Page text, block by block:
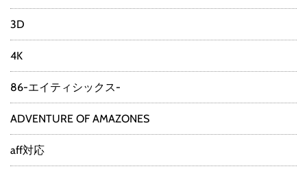
3D
4K
86-エイティシックス-
ADVENTURE OF AMAZONES
aff対応